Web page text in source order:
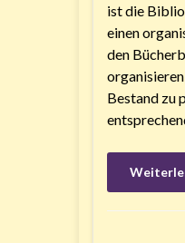
ist die
einen
den
Bestand zu